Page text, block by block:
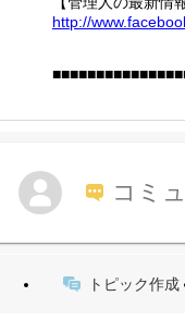
http://www.fac
コミ
トピック作成